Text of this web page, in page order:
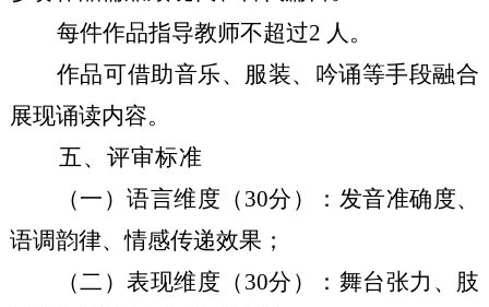
每件作品指导教师不超过2 人。
作品可借助音乐、服装、吟诵等手段融合
展现诵读内容。
五、评审标准
（一）语言维度（ 30分）：发音准确度、
语调韵律、情感传递效果；
（二）表现维度（ 30分）：舞台张力、肢